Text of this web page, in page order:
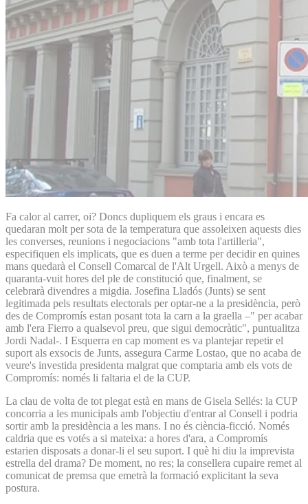
Fa calor al carrer, oi? Doncs dupliquem els graus i encara es
quedaran molt per sota de la temperatura que assoleixen aquests dies
les converses, reunions i negociacions "amb tota l'artilleria",
especifiquen els implicats, que es duen a terme per decidir en quines
mans quedarà el Consell Comarcal de l'Alt Urgell. Això a menys de
quaranta-vuit hores del ple de constitució que, finalment, se
celebrarà divendres a migdia. Josefina Lladós (Junts) se sent
legitimada pels resultats electorals per optar-ne a la presidència, però
des de Compromís estan posant tota la carn a la graella –" per acabar
amb l'era Fierro a qualsevol preu, que sigui democràtic", puntualitza
Jordi Nadal-. I Esquerra en cap moment es va plantejar repetir el
suport als exsocis de Junts, assegura Carme Lostao, que no acaba de
veure's investida presidenta malgrat que comptaria amb els vots de
Compromís: només li faltaria el de la CUP.
La clau de volta de tot plegat està en mans de Gisela Sellés: la CUP
concorria a les municipals amb l'objectiu d'entrar al Consell i podria
sortir amb la presidència a les mans. I no és ciència-ficció. Només
caldria que es votés a si mateixa: a hores d'ara, a Compromís
estarien disposats a donar-li el seu suport. I què hi diu la imprevista
estrella del drama? De moment, no res; la consellera cupaire remet al
comunicat de premsa que emetrà la formació explicitant la seva
postura.